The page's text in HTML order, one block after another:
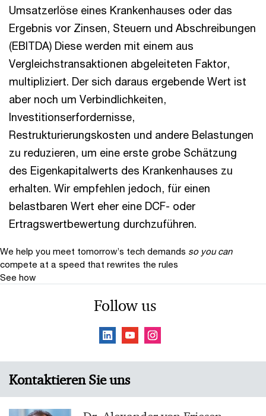
Umsatzerlöse eines Krankenhauses oder das
Ergebnis vor Zinsen, Steuern und Abschreibungen
(EBITDA) Diese werden mit einem aus
Vergleichstransaktionen abgeleiteten Faktor,
multipliziert. Der sich daraus ergebende Wert ist
aber noch um Verbindlichkeiten,
Investitionserfordernisse,
Restrukturierungskosten und andere Belastungen
zu reduzieren, um eine erste grobe Schätzung
des Eigenkapitalwerts des Krankenhauses zu
erhalten. Wir empfehlen jedoch, für einen
belastbaren Wert eher eine DCF- oder
Ertragswertbewertung durchzuführen.
We help you meet tomorrow’s tech demands so you can
compete at a speed that rewrites the rules
See how
Follow us
Kontaktieren Sie uns